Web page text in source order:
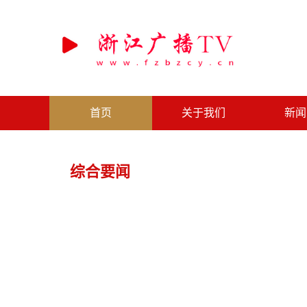
首页 关于我们 新
综合要闻